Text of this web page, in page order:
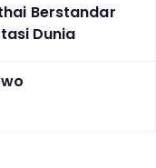
Berstandar
Dunia